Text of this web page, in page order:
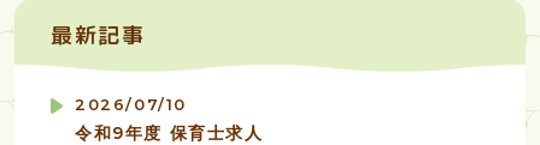
最新記事
2026/07/10
令和9年度 保育士求人